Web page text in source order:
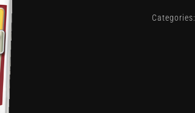
Categories: